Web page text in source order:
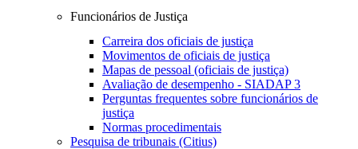
Funcionários de Justiça
Carreira dos oficiais de justiça
Movimentos de oficiais de justiça
Mapas de pessoal (oficiais de justiça)
Avaliação de desempenho - SIADAP 3
Perguntas frequentes sobre funcionários de
justiça
Normas procedimentais
Pesquisa de tribunais (Citius)